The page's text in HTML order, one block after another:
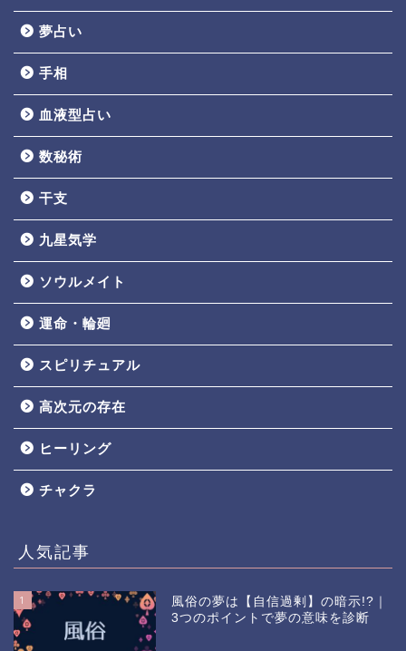
夢占い
手相
血液型占い
数秘術
干支
九星気学
ソウルメイト
運命・輪廻
スピリチュアル
高次元の存在
ヒーリング
チャクラ
人気記事
1
風俗の夢は【自信過剰】の暗示!?｜
3つのポイントで夢の意味を診断